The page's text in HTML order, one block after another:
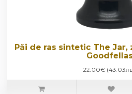
Păi de ras sintetic The
22.00€